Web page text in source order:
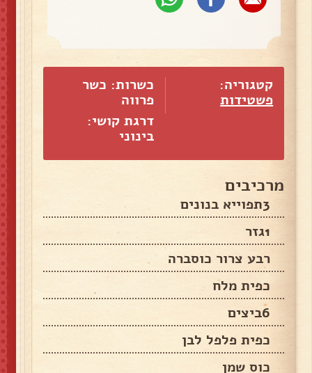
קטגוריה:
פשטידות
כשרות: כשר
פרווה
דרגת קושי:
בינוני
מרכיבים
3תפוייא בנונים
1גזר
רבע צרור כוסברה
כפית מלח
6ביצים
כפית פלפל לבן
כוס שמן